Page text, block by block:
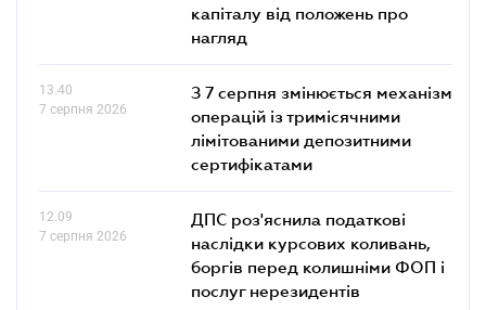
капіталу від положень про
нагляд
13.40
7 серпня 2026
З 7 серпня змінюється механізм
операцій із тримісячними
лімітованими депозитними
сертифікатами
12.09
7 серпня 2026
ДПС роз'яснила податкові
наслідки курсових коливань,
боргів перед колишніми ФОП і
послуг нерезидентів